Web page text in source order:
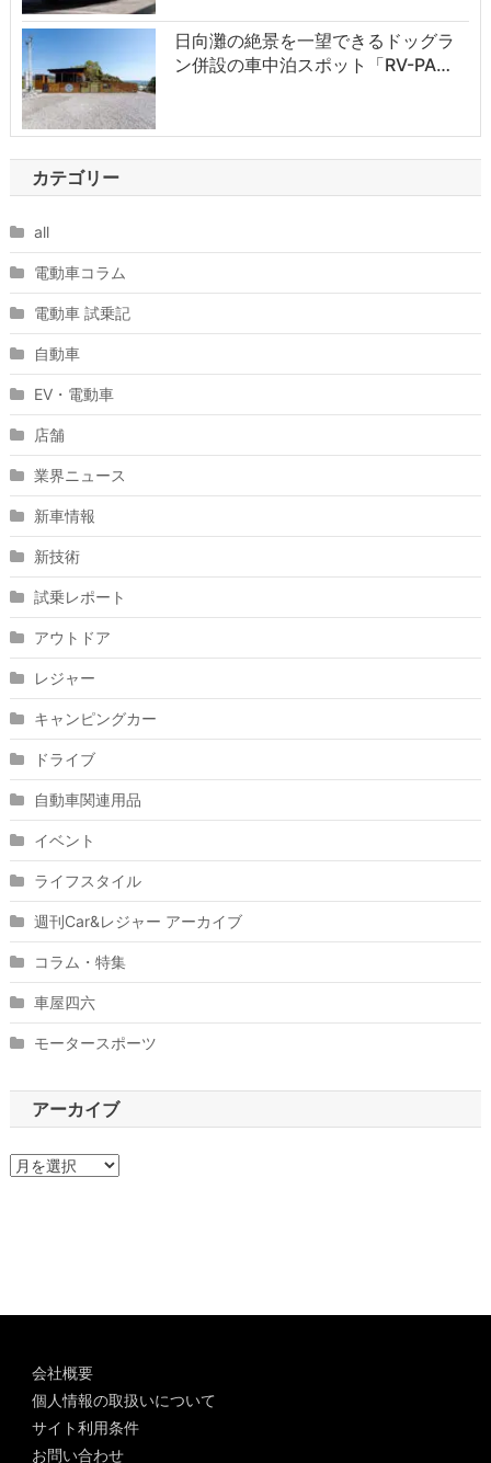
日向灘の絶景を一望できるドッグラ
ン併設の車中泊スポット「RV-PA…
カテゴリー
all
電動車コラム
電動車 試乗記
自動車
EV・電動車
店舗
業界ニュース
新車情報
新技術
試乗レポート
アウトドア
レジャー
キャンピングカー
ドライブ
自動車関連用品
イベント
ライフスタイル
週刊Car&レジャー アーカイブ
コラム・特集
車屋四六
モータースポーツ
アーカイブ
ア
会社概要
個人情報の取扱いについて
サイト利用条件
お問い合わせ